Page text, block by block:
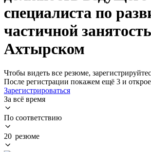
специалиста по
частичной
Ахтырском
Чтобы видеть все резюме,
После регистрации покажем ещё 3 и
Зарегистрироваться
За всё время
По соответствию
20 резюме